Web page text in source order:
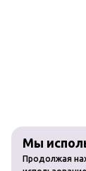
Мы
Продолжая